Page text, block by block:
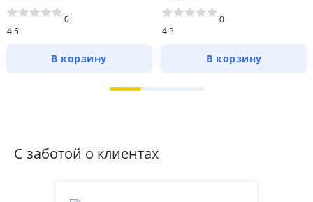
4.5
0
В корзину
4.3
0
В корзину
С заботой о клиентах